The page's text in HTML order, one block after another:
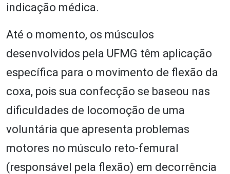
indicação médica.
Até o momento, os músculos
desenvolvidos pela UFMG têm aplicação
específica para o movimento de flexão da
coxa, pois sua confecção se baseou nas
dificuldades de locomoção de uma
voluntária que apresenta problemas
motores no músculo reto-femural
(responsável pela flexão) em decorrência